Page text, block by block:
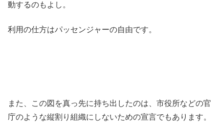
動するのもよし。
利用の仕方はパッセンジャーの自由です。
また、この図を真っ先に持ち出したのは、市役所などの官
庁のような縦割り組織にしないための宣言でもあります。